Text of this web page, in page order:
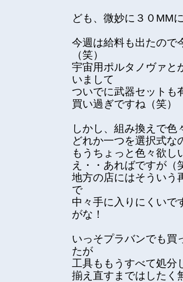
ども、微妙に３０MM
今週は給料も出たので
（笑）
宇宙用ポルタノヴァと
いまして
ついでに武器セットも
買い過ぎですね（笑）
しかし、組み換えで色
どれか一つを選択式な
もうちょっと色々欲し
え・・あればですが（
地方の店にはそういう
で
中々手に入りにくいで
がな！
いっそプラバンでも買
たが
工具ももうすべて処分
揃え直すまではしたく